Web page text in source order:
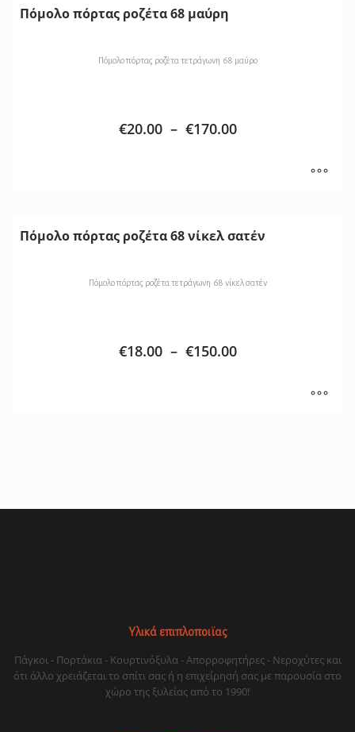
Πόμολο πόρτας ροζέτα 68 μαύρη
Πόμολο πόρτας ροζέτα τετράγωνη 68 μαύρο
€20.00 – €170.00
Πόμολο πόρτας ροζέτα 68 νίκελ σατέν
Πόμολο πόρτας ροζέτα τετράγωνη 68 νίκελ σατέν
€18.00 – €150.00
Υλικά επιπλοποιϊας
Πάγκοι - Πορτάκια - Κουρτινόξυλα - Απορροφητήρες - Νεροχύτες και
ότι άλλο χρειάζεται το σπίτι σας ή η επιχείρησή σας με παρουσία στο
χώρο της ξυλείας από το 1990!